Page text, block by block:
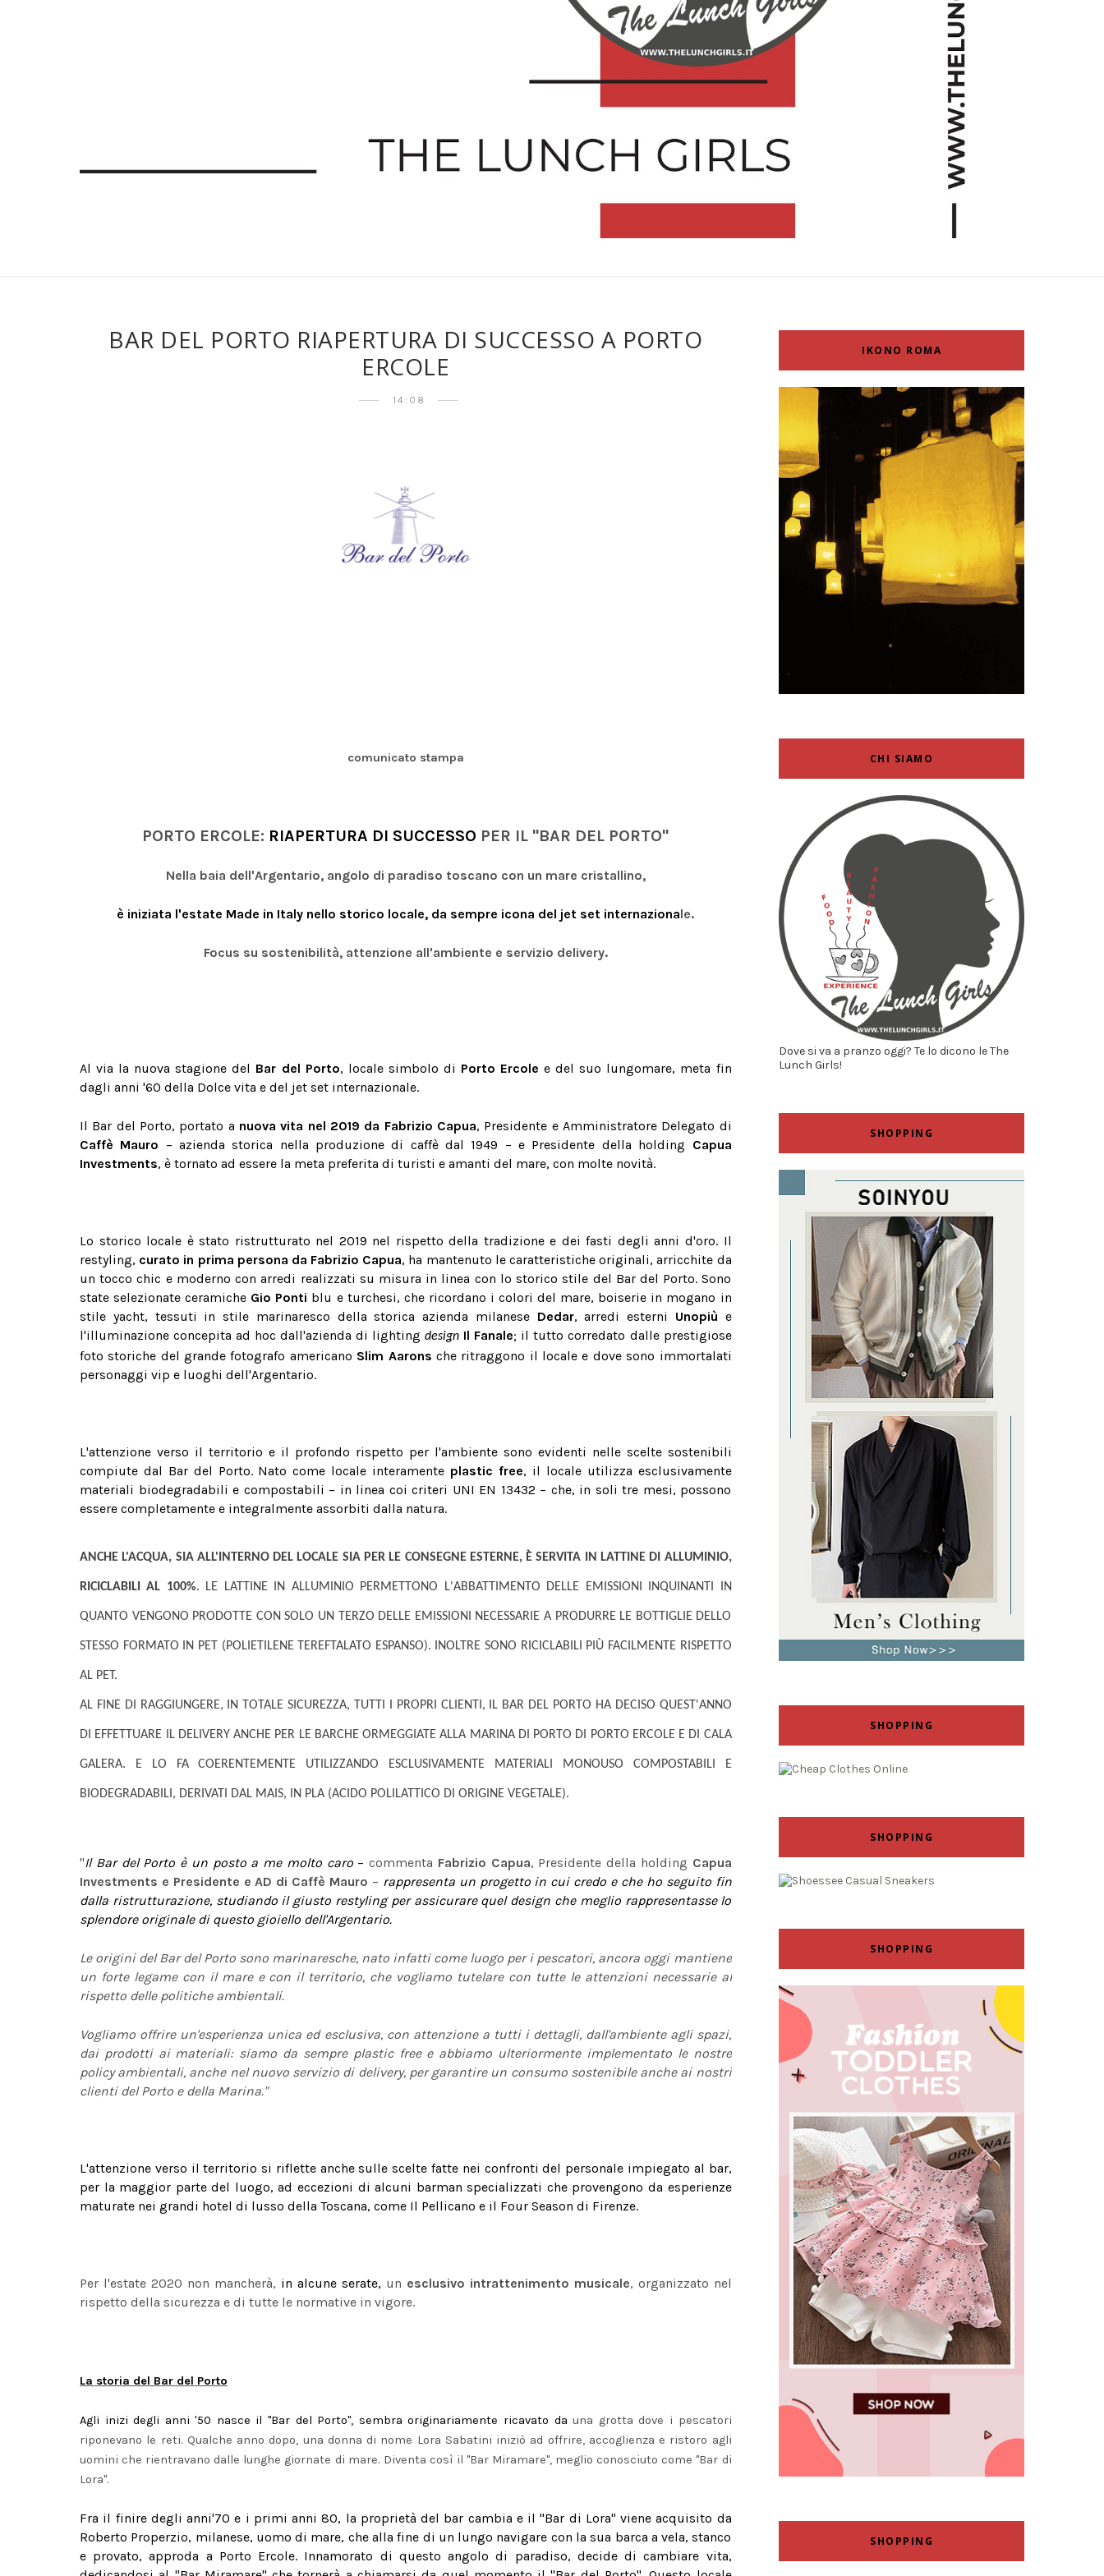
BAR DEL PORTO RIAPERTURA DI SUCCESSO A PORTO
ERCOLE
14:08
comunicato stampa
PORTO ERCOLE: RIAPERTURA DI SUCCESSO PER IL "BAR DEL PORTO"
Nella baia dell'Argentario, angolo di paradiso toscano con un mare cristallino,
è iniziata l'estate Made in Italy nello storico locale, da sempre icona del jet set internazionale.
Focus su sostenibilità, attenzione all'ambiente e servizio delivery.
Al via la nuova stagione del Bar del Porto, locale simbolo di Porto Ercole e del suo lungomare, meta fin
dagli anni '60 della Dolce vita e del jet set internazionale.
Il Bar del Porto, portato a nuova vita nel 2019 da Fabrizio Capua, Presidente e Amministratore Delegato di
Caffè Mauro – azienda storica nella produzione di caffè dal 1949 – e Presidente della holding Capua
Investments, è tornato ad essere la meta preferita di turisti e amanti del mare, con molte novità.
Lo storico locale è stato ristrutturato nel 2019 nel rispetto della tradizione e dei fasti degli anni d'oro. Il
restyling, curato in prima persona da Fabrizio Capua, ha mantenuto le caratteristiche originali, arricchite da
un tocco chic e moderno con arredi realizzati su misura in linea con lo storico stile del Bar del Porto. Sono
state selezionate ceramiche Gio Ponti blu e turchesi, che ricordano i colori del mare, boiserie in mogano in
stile yacht, tessuti in stile marinaresco della storica azienda milanese Dedar, arredi esterni Unopiù e
l'illuminazione concepita ad hoc dall'azienda di lightingdesign Il Fanale; il tutto corredato dalle prestigiose
foto storiche del grande fotografo americano Slim Aarons che ritraggono il locale e dove sono immortalati
personaggi vip e luoghi dell'Argentario.
L'attenzione verso il territorio e il profondo rispetto per l'ambiente sono evidenti nelle scelte sostenibili
compiute dal Bar del Porto. Nato come locale interamente plastic free, il locale utilizza esclusivamente
materiali biodegradabili e compostabili – in linea coi criteri UNI EN 13432 – che, in soli tre mesi, possono
essere completamente e integralmente assorbiti dalla natura.
ANCHE L'ACQUA, SIA ALL'INTERNO DEL LOCALE SIA PER LE CONSEGNE ESTERNE, È SERVITA IN LATTINE DI ALLUMINIO,
RICICLABILI AL 100%. LE LATTINE IN ALLUMINIO PERMETTONO L'ABBATTIMENTO DELLE EMISSIONI INQUINANTI IN
QUANTO VENGONO PRODOTTE CON SOLO UN TERZO DELLE EMISSIONI NECESSARIE A PRODURRE LE BOTTIGLIE DELLO
STESSO FORMATO IN PET (POLIETILENE TEREFTALATO ESPANSO). INOLTRE SONO RICICLABILI PIÙ FACILMENTE RISPETTO
AL PET.
AL FINE DI RAGGIUNGERE, IN TOTALE SICUREZZA, TUTTI I PROPRI CLIENTI, IL BAR DEL PORTO HA DECISO QUEST'ANNO
DI EFFETTUARE IL DELIVERY ANCHE PER LE BARCHE ORMEGGIATE ALLA MARINA DI PORTO DI PORTO ERCOLE E DI CALA
GALERA. E LO FA COERENTEMENTE UTILIZZANDO ESCLUSIVAMENTE MATERIALI MONOUSO COMPOSTABILI E
BIODEGRADABILI, DERIVATI DAL MAIS, IN PLA (ACIDO POLILATTICO DI ORIGINE VEGETALE).
"Il Bar del Porto è un posto a me molto caro– commenta Fabrizio Capua, Presidente della holding Capua
Investments e Presidente e AD di Caffè Mauro – rappresenta un progetto in cui credo e che ho seguito fin
dalla ristrutturazione, studiando il giusto restyling per assicurare quel design che meglio rappresentasse lo
splendore originale di questo gioiello dell'Argentario.
Le origini del Bar del Porto sono marinaresche, nato infatti come luogo per i pescatori, ancora oggi mantiene
un forte legame con il mare e con il territorio, che vogliamo tutelare con tutte le attenzioni necessarie al
rispetto delle politiche ambientali.
Vogliamo offrire un'esperienza unica ed esclusiva, con attenzione a tutti i dettagli, dall'ambiente agli spazi,
dai prodotti ai materiali: siamo da sempre plastic free e abbiamo ulteriormente implementato le nostre
policy ambientali, anche nel nuovo servizio di delivery, per garantire un consumo sostenibile anche ai nostri
clienti del Porto e della Marina."
L'attenzione verso il territorio si riflette anche sulle scelte fatte nei confronti del personale impiegato al bar,
per la maggior parte del luogo, ad eccezioni di alcuni barman specializzati che provengono da esperienze
maturate nei grandi hotel di lusso della Toscana, come Il Pellicano e il Four Season di Firenze.
Per l'estate 2020 non mancherà, in alcune serate, un esclusivo intrattenimento musicale, organizzato nel
rispetto della sicurezza e di tutte le normative in vigore.
La storia del Bar del Porto
Agli inizi degli anni '50 nasce il "Bar del Porto", sembra originariamente ricavato dauna grotta dove i pescatori
riponevano le reti. Qualche anno dopo, una donna di nome Lora Sabatini iniziò ad offrire, accoglienza e ristoro agli
uomini che rientravano dalle lunghe giornate di mare. Diventa così il "Bar Miramare", meglio conosciuto come "Bar di
Lora".
Fra il finire degli anni'70 e i primi anni 80, la proprietà del bar cambia e il "Bar di Lora" viene acquisito da
Roberto Properzio, milanese, uomo di mare, che alla fine di un lungo navigare con la sua barca a vela, stanco
e provato, approda a Porto Ercole. Innamorato di questo angolo di paradiso, decide di cambiare vita,
IKONO ROMA
CHI SIAMO
Dove si va a pranzo oggi? Te lo dicono le The
Lunch Girls!
SHOPPING
SHOPPING
SHOPPING
SHOPPING
SHOPPING